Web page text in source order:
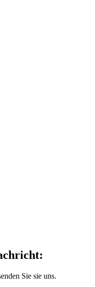
Sie sie uns.